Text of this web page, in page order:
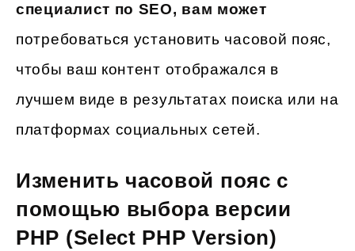
специалист по SEO, вам может
потребоваться установить часовой пояс,
чтобы ваш контент отображался в
лучшем виде в результатах поиска или на
платформах социальных сетей.
Изменить часовой пояс с
помощью выбора версии
PHP (Select PHP Version)